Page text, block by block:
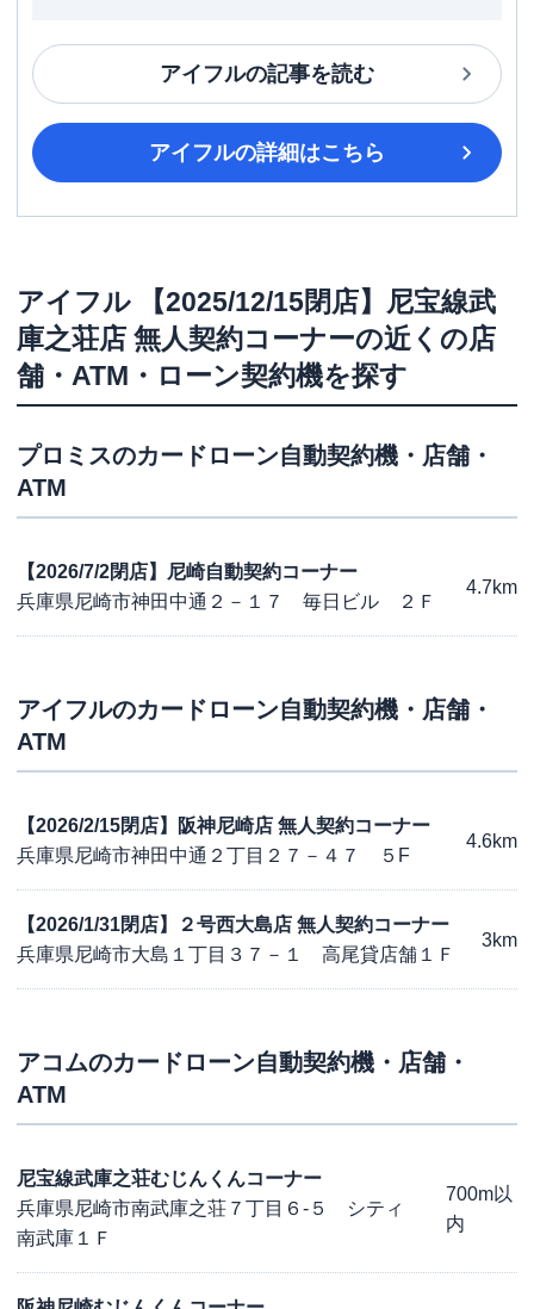
アイフルの記事を読む
アイフルの詳細はこちら
アイフル
【2025/12/15閉店】尼宝線武
庫之荘店 無人契約コーナーの近くの店
舗・ATM・ローン契約機を探す
プロミスのカードローン自動契約機・店舗・
ATM
【2026/7/2閉店】尼崎自動契約コーナー
兵庫県尼崎市神田中通２－１７ 毎日ビル ２Ｆ
4.7km
アイフルのカードローン自動契約機・店舗・
ATM
【2026/2/15閉店】阪神尼崎店 無人契約コーナー
兵庫県尼崎市神田中通２丁目２７－４７ ５F
4.6km
【2026/1/31閉店】２号西大島店 無人契約コーナー
兵庫県尼崎市大島１丁目３７－１ 高尾貸店舗１Ｆ
3km
アコムのカードローン自動契約機・店舗・
ATM
尼宝線武庫之荘むじんくんコーナー
兵庫県尼崎市南武庫之荘７丁目６-５ シティ
南武庫１Ｆ
700m以
内